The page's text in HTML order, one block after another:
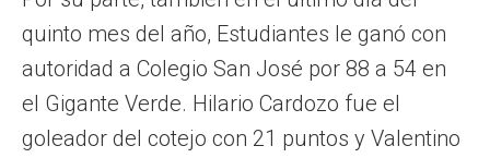
quinto mes del año, Estudiantes le ganó con
autoridad a Colegio San José por 88 a 54 en
el Gigante Verde. Hilario Cardozo fue el
goleador del cotejo con 21 puntos y Valentino